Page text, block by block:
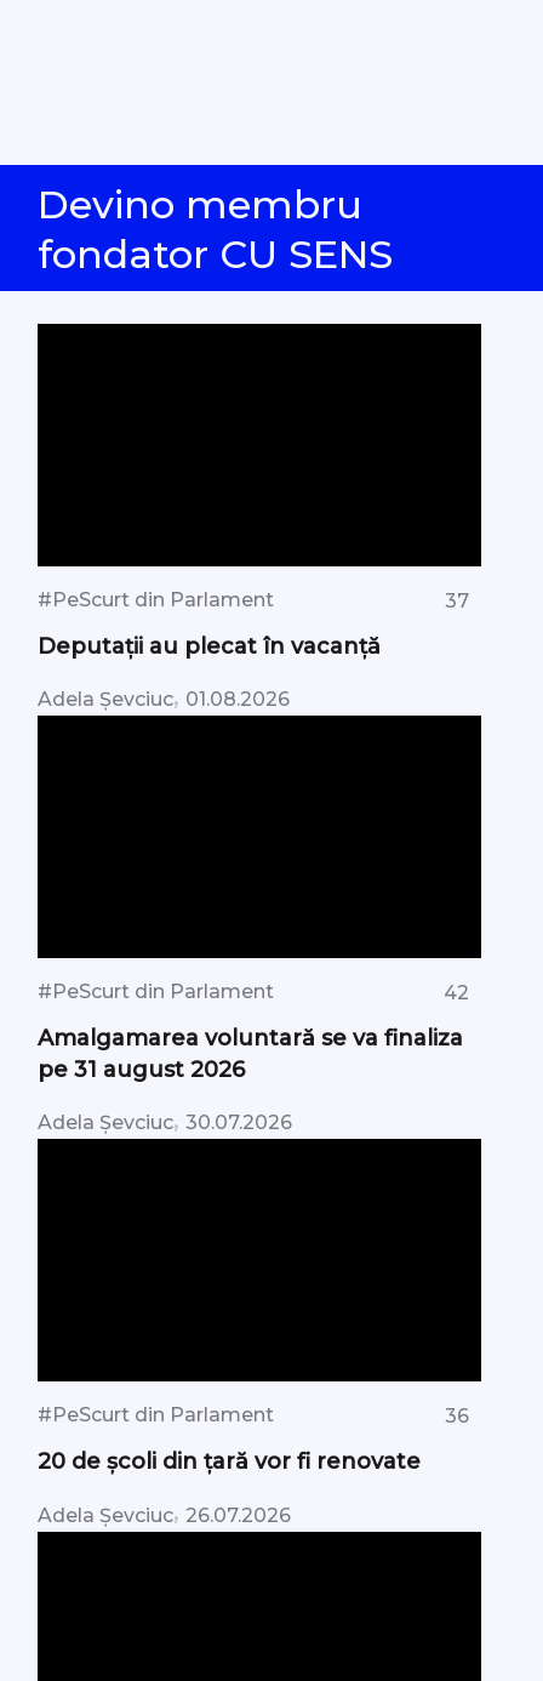
Devino membru
fondator CU SENS
#PeScurt din Parlament 37
Deputații au plecat în vacanță
Adela Șevciuc, 01.08.2026
#PeScurt din Parlament 42
Amalgamarea voluntară se va finaliza
pe 31 august 2026
Adela Șevciuc, 30.07.2026
#PeScurt din Parlament 36
20 de școli din țară vor fi renovate
Adela Șevciuc, 26.07.2026